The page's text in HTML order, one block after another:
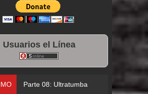
Usuarios el Línea
Parte 08: Ultratumba